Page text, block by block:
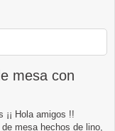
mesa con
Hola amigos !!
mesa hechos de lino,